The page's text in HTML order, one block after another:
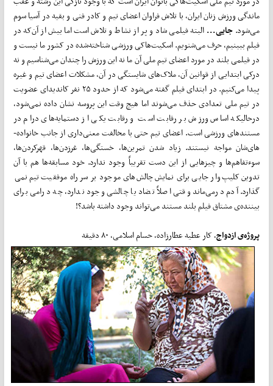
ماندگی ورزش زنان ایران، با تلاش فراوان اعضای تیم و کادر فنی و بقیه در آسیا سوم
می­‌شود. جایی... البته فیلمی شاد و پر از نشاط و تلاش است اما بیش از آن­­‌که در
فیلم ببینیم، حرف می‌شنویم. اسکیت­­‌هاکی ورزشی شناخته‌­­شده در کشور ما نیست و
در فیلمی بلند در مورد اعضای تیم ملی آن ما نه این ورزش را چندان می­­‌شناسیم و نه
درکی ابتدایی از قوانین آن، ملاک­­‌های شایستگی در آن، مشکلات اعضای تیم و غیره
پیدا می­­‌کنیم. در ابتدای فیلم گفته می­­‌شود که از حدود ۲۵ نفر کاندیدای عضویت
در تیم ملی تعدادی حذف می­‌شوند اما هیچ وقت این پروسه نشان داده نمی­­‌شود،
درحالی­که اساس ورزش بر رقابت است و رقابت یکی از دست­­مایه­­‌های درام در
مستندهای ورزشی است. اعضای تیم حتی با مخالفت معنی­­‌داری از جانب خانواده‌­­
های­­­‌شان مواجه نیستند. زیاد شدن تمرین­­‌ها، خستگی‌­­ها، غرزدن‌­­ها، قهرکردن­­‌ها،
سوءتفاهم­­‌ها و چیزهایی از این دست تقریباً وجود ندارد. خود مسابقه‌­ها هم با آن
تدوین کلیپ‌­­وار جایی برای نمایش چالش­­‌های موجود بر سر راه موفقیت تیم نمی­­‌
گذارد. آدم درمی­­‌ماند وقتی اصلاً تضاد یا چالشی وجود ندارد، چه درامی برای
بیننده‌ی مشتاق فیلم بلند مستند می­­‌تواند وجود داشته باشد؟!
پروژه‌ی ازدواج، کار عطیه عطارزاده، حسام اسلامی، ۸۰ دقیقه